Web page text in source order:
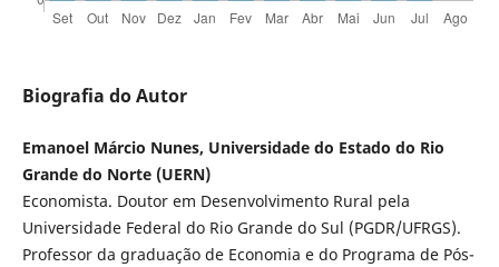
Biografia do Autor
Emanoel Márcio Nunes, Universidade do Estado do Rio
Grande do Norte (UERN)
Economista. Doutor em Desenvolvimento Rural pela
Universidade Federal do Rio Grande do Sul (PGDR/UFRGS).
Professor da graduação de Economia e do Programa de Pós-